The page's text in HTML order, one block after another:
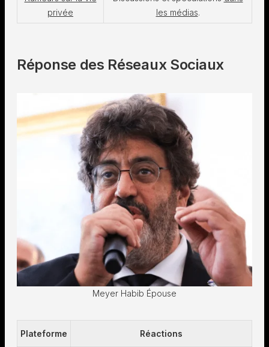
privée
les médias.
Réponse des Réseaux Sociaux
Meyer Habib Épouse
Plateforme Réactions